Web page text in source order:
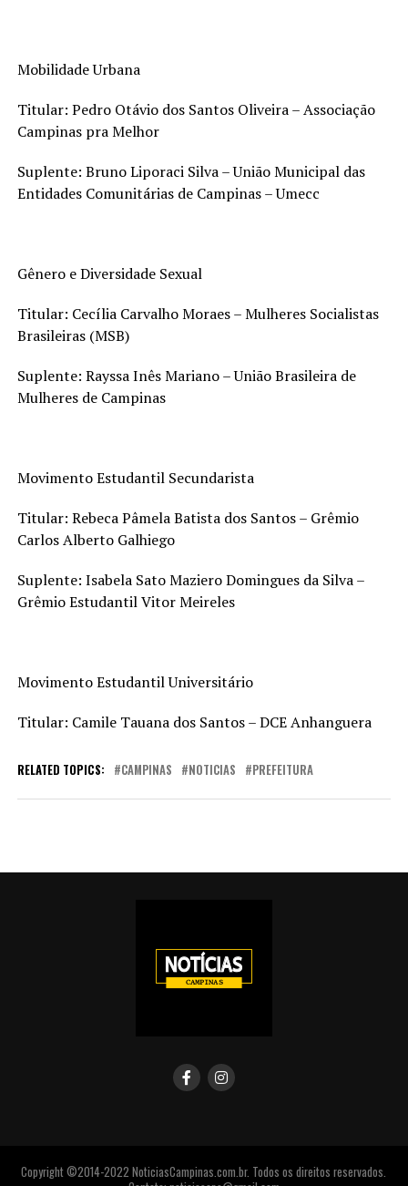
Mobilidade Urbana
Titular: Pedro Otávio dos Santos Oliveira – Associação
Campinas pra Melhor
Suplente: Bruno Liporaci Silva – União Municipal das
Entidades Comunitárias de Campinas – Umecc
Gênero e Diversidade Sexual
Titular: Cecília Carvalho Moraes – Mulheres Socialistas
Brasileiras (MSB)
Suplente: Rayssa Inês Mariano – União Brasileira de
Mulheres de Campinas
Movimento Estudantil Secundarista
Titular: Rebeca Pâmela Batista dos Santos – Grêmio
Carlos Alberto Galhiego
Suplente: Isabela Sato Maziero Domingues da Silva –
Grêmio Estudantil Vitor Meireles
Movimento Estudantil Universitário
Titular: Camile Tauana dos Santos – DCE Anhanguera
RELATED TOPICS: CAMPINAS NOTICIAS PREFEITURA
Copyright ©2014-2022 NoticiasCampinas.com.br. Todos os direitos reservados.